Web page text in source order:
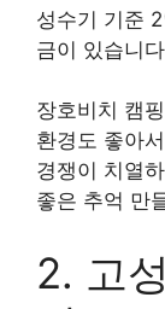
성수기 기준
금이 있습니
장호비치 캠
환경도 좋아
경쟁이 치열
좋은 추억 만
2. 고